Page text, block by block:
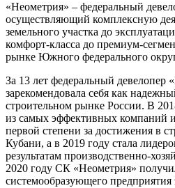
«Неометрия» – федеральный
осуществляющий комплексную
земельного участка до
комфорт-класса до премиум-
рынке Южного федерального
За 13 лет федеральный девелопер
зарекомендовала себя как
строительном рынке России. В
из самых эффективных компаний
первой степени за достижения в
Кубани, а в 2019 году стала
результатам производственно-
2020 году СК «Неометрия»
системообразующего